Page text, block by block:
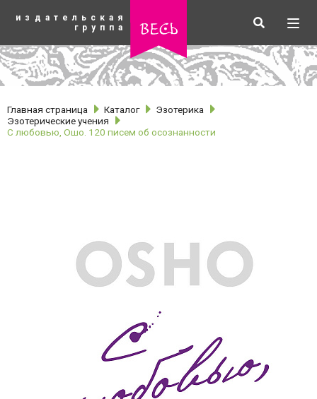
основному
издательская
группа
весь Искать
рубрики
Главная страница Каталог
Эзотерика
Эзотерические учения
С любовью, Ошо. 120 писем об осознанности